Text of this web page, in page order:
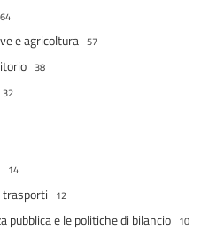
64
e agricoltura 57
38
32
14
12
pubblica e le politiche di bilancio 10